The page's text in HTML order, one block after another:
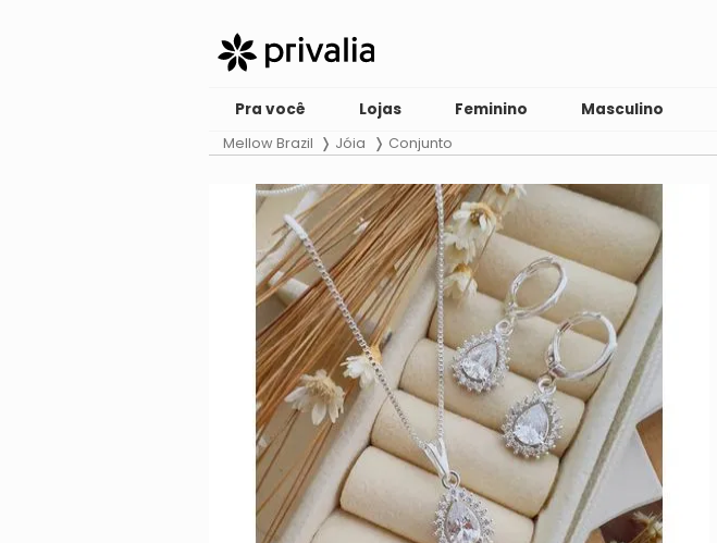
Pra você Lojas Feminino Masculino
Mellow Brazil Jóia Conjunto